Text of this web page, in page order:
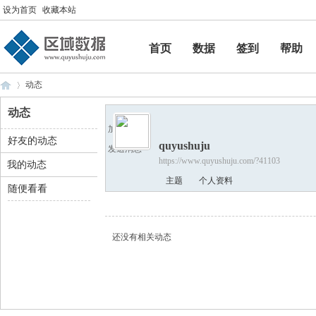
设为首页 收藏本站
首页 数据 签到
帮助
帮助
区 ›
动态
动态
好友的动态
我的动态
随便看看
加为好友
发送消息
quyushuju
https://www.quyushuju.com/?41103
主题
个人资料
还没有相关动态